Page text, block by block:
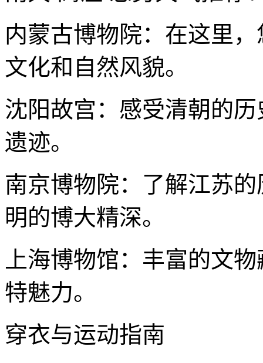
内蒙古博物院：在这里
文化和自然风貌。
沈阳故宫：感受清朝的
遗迹。
南京博物院：了解江苏
明的博大精深。
上海博物馆：丰富的文
特魅力。
穿衣与运动指南